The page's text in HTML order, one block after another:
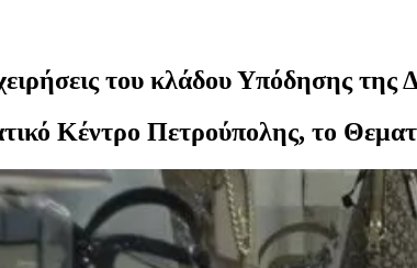
του κλάδου Υπόδησης της
Κέντρο Πετρούπολης, το